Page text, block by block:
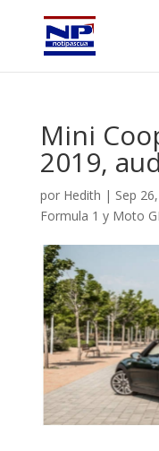
Mini
2019,
por Hedith | Sep
Formula 1 y Moto